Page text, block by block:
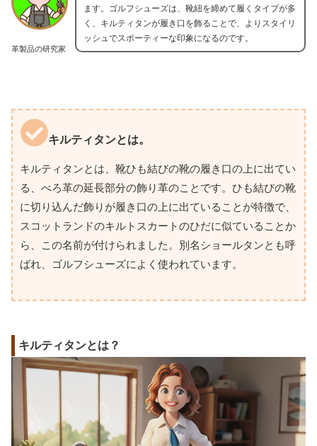
革製品の研究家
ます。ゴルフシューズは、靴紐を締めて履くタイプが多
く、キルティタンが履き口を飾ることで、よりスタイリ
ッシュでスポーティーな印象になるのです。
キルティタンとは。
キルティタンとは、靴ひも結びの靴の履き口の上に出てい
る、べろ革の延長部分の飾り革のことです。ひも結びの靴
に切り込んだ飾りが履き口の上に出ていることが特徴で、
スコットランドのキルトスカートのひだに似ていることか
ら、この名前が付けられました。別名ショールタンとも呼
ばれ、ゴルフシューズによく使われています。
キルティタンとは？